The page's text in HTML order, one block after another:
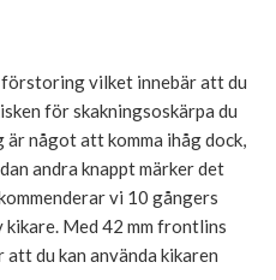
vilket innebär att du
för skakningsoskärpa du
något att komma ihåg dock,
andra knappt märker det
vi 10 gångers
Med 42 mm frontlins
du kan använda kikaren